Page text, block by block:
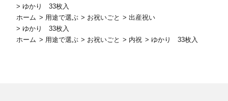
>ゆかり 33枚入
ホーム > 用途で選ぶ > お祝いごと >出産祝い
>ゆかり 33枚入
ホーム > 用途で選ぶ > お祝いごと > 内祝 > ゆかり 33枚入